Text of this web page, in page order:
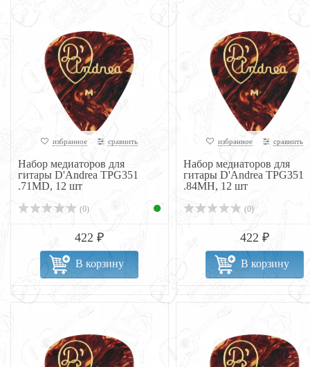
избранное сравнить
Набор медиаторов для
гитары D'Andrea TPG351
.71MD, 12 шт
(0)
422 ₽
В корзину
избранное сравнить
Набор медиаторов для
гитары D'Andrea TPG351
.84MH, 12 шт
(0)
422 ₽
В корзину